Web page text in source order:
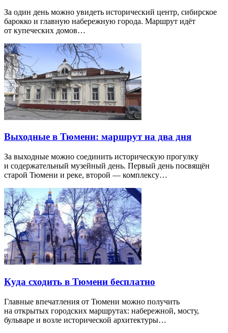
За один день можно увидеть исторический центр, сибирское
барокко и главную набережную города. Маршрут идёт
от купеческих домов…
Выходные в Тюмени: маршрут на два дня
За выходные можно соединить историческую прогулку
и содержательный музейный день. Первый день посвящён
старой Тюмени и реке, второй — комплексу…
Куда сходить в Тюмени бесплатно
Главные впечатления от Тюмени можно получить
на открытых городских маршрутах: набережной, мосту,
бульваре и возле исторической архитектуры…